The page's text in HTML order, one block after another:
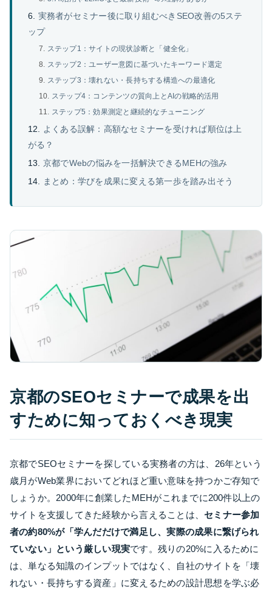
実務者がセミナー後に取り組むべきSEO改善の5ステ
ップ
ステップ1：サイトの現状診断と「健全化」
ステップ2：ユーザー意図に基づいたキーワード選定
ステップ3：壊れない・長持ちする構造への最適化
ステップ4：コンテンツの質向上とAIの戦略的活用
ステップ5：効果測定と継続的なチューニング
よくある誤解：高額なセミナーを受ければ順位は上
がる？
京都でWebの悩みを一括解決できるMEHの強み
まとめ：学びを成果に変える第一歩を踏み出そう
京都のSEOセミナーで成果を出
すために知っておくべき現実
京都でSEOセミナーを探している実務者の方は、26年という
歳月がWeb業界においてどれほど重い意味を持つかご存知で
しょうか。2000年に創業したMEHがこれまでに200件以上の
サイトを支援してきた経験から言えることは、 セミナー参加
者の約80%が「学んだだけで満足し、実際の成果に繋げられ
ていない」という厳しい現実です。残りの20%に入るために
は、単なる知識のインプットではなく、自社のサイトを「壊
れない・長持ちする資産」に変えるための設計思想を学ぶ必